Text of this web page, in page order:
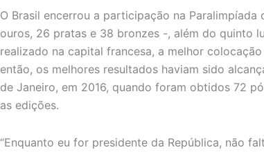
O Brasil encerrou a participação na
ouros, 26 pratas e 38 bronzes -, além do quinto
realizado na capital francesa, a melhor
então, os melhores resultados haviam sido
de Janeiro, em 2016, quando foram obtidos 72
as edições.
“Enquanto eu for presidente da República, não